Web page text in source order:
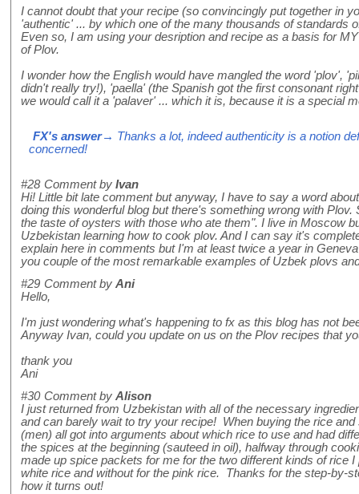
I cannot doubt that your recipe (so convincingly put together in
'authentic' ... by which one of the many thousands of standards
Even so, I am using your desription and recipe as a basis for
of Plov.
I wonder how the English would have mangled the word 'plov',
didn't really try!), 'paella' (the Spanish got the first consonant
we would call it a 'palaver' ... which it is, because it is a special
FX's answer→ Thanks a lot, indeed authenticity is a notion
concerned!
#28 Comment by Ivan
Hi! Little bit late comment but anyway, I have to say a word
doing this wonderful blog but there's something wrong with
the taste of oysters with those who ate them". I live in Moscow
Uzbekistan learning how to cook plov. And I can say it's
explain here in comments but I'm at least twice a year in
you couple of the most remarkable examples of Uzbek plovs
#29 Comment by Ani
Hello,
I'm just wondering what's happening to fx as this blog has not
Anyway Ivan, could you update on us on the Plov recipes that
thank you
Ani
#30 Comment by Alison
I just returned from Uzbekistan with all of the necessary
and can barely wait to try your recipe! When buying the rice
(men) all got into arguments about which rice to use and had
the spices at the beginning (sauteed in oil), halfway through
made up spice packets for me for the two different kinds of rice
white rice and without for the pink rice. Thanks for the step-by-
how it turns out!